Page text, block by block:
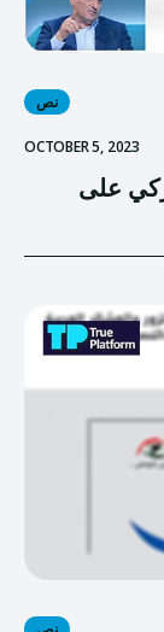
نص
OCTOBER 5, 2023
على